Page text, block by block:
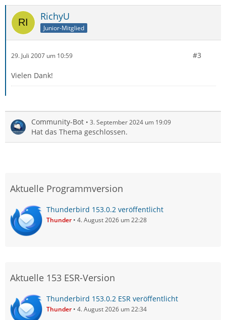
RichyU
Junior-Mitglied
29. Juli 2007 um 10:59 #3
Vielen Dank!
Community-Bot 3. September 2024 um 19:09
Hat das Thema geschlossen.
Aktuelle Programmversion
Thunderbird 153.0.2 veröffentlicht
Thunder 4. August 2026 um 22:28
Aktuelle 153 ESR-Version
Thunderbird 153.0.2 ESR veröffentlicht
Thunder 4. August 2026 um 22:34